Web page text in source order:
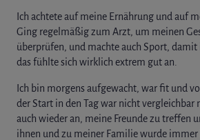
Ich achtete auf meine Ernährung und auf
Ging regelmäßig zum Arzt, um meinen
überprüfen, und machte auch Sport, damit
das fühlte sich wirklich extrem gut an.
Ich bin morgens aufgewacht, war fit und
der Start in den Tag war nicht
auch wieder an, meine Freunde zu treffen
ihnen und zu meiner Familie wurde immer